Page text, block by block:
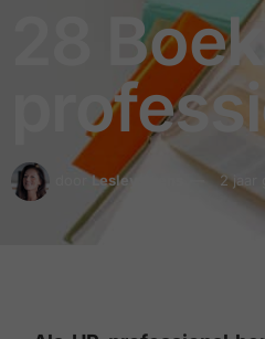
28
doorLesley Arens 2 jaar